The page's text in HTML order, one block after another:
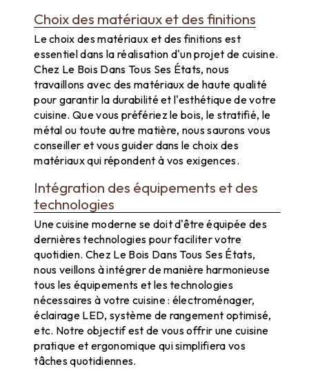
Choix des matériaux et des finitions
Le choix des matériaux et des finitions est
essentiel dans la réalisation d'un projet de cuisine.
Chez Le Bois Dans Tous Ses États, nous
travaillons avec des matériaux de haute qualité
pour garantir la durabilité et l'esthétique de votre
cuisine. Que vous préfériez le bois, le stratifié, le
métal ou toute autre matière, nous saurons vous
conseiller et vous guider dans le choix des
matériaux qui répondent à vos exigences.
Intégration des équipements et des
technologies
Une cuisine moderne se doit d'être équipée des
dernières technologies pour faciliter votre
quotidien. Chez Le Bois Dans Tous Ses États,
nous veillons à intégrer de manière harmonieuse
tous les équipements et les technologies
nécessaires à votre cuisine : électroménager,
éclairage LED, système de rangement optimisé,
etc. Notre objectif est de vous offrir une cuisine
pratique et ergonomique qui simplifiera vos
tâches quotidiennes.